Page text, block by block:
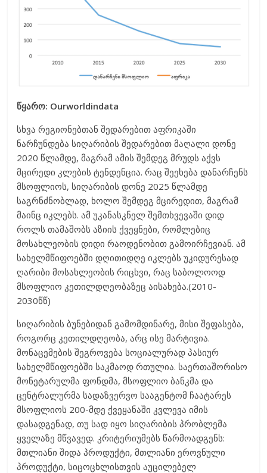
წყარო: Ourworldindata
სხვა რეგიონებთან შედარებით აფრიკაში
ნარჩუნდება სიღარიბის შედარებით მაღალი დონე
2020 წლამდე, მაგრამ ამის შემდეგ მრუდს აქვს
მცირედი კლების ტენდენცია. რაც შეეხება დანარჩენს
მსოფლიოს, სიღარიბის დონე 2025 წლამდე
საგრნძნობლად, ხოლო შემდეგ მცირედით, მაგრამ
მაინც იკლებს. ამ უკანასკნელ შემთხვევაში დიდ
როლს თამაშობს აზიის ქვეყნები, რომლებიც
მოსახლეობის დიდი რაოდენობით გამოირჩევიან. ამ
სახელმწიფოებში დღითიდღე იკლებს უკიდურესად
ღარიბი მოსახლეობის რიცხვი, რაც საბოლოოდ
მსოფლიო კეთილდღეობაზეც აისახება.(2010-
2030წწ)
სიღარიბის ბუნებიდან გამომდინარე, მისი შეფასება,
როგორც კეთილდღეობა, არც ისე მარტივია.
მონაცემების შეგროვება სოციალურად პასიურ
სახელმწიფოებში საკმაოდ რთულია. საერთაშორისო
მონეტარულმა ფონდმა, მსოფლიო ბანკმა და
ცენტრალურმა სადაზვერვო სააგენტომ ჩაატარეს
მსოფლიოს 200-მდე ქვეყანაში კვლევა იმის
დასადგენად, თუ სად იყო სიღარიბის პრობლემა
ყველაზე მწვავედ. კრიტერიუმებს წარმოადგენს:
მთლიანი შიდა პროდუქტი, მთლიანი ეროვნული
პროდუქტი, სიცოცხლისთვის აუცილებელ